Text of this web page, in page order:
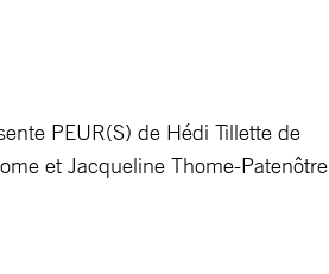
PEUR(S) de Hédi Tillette de
et Jacqueline Thome-Patenôtre